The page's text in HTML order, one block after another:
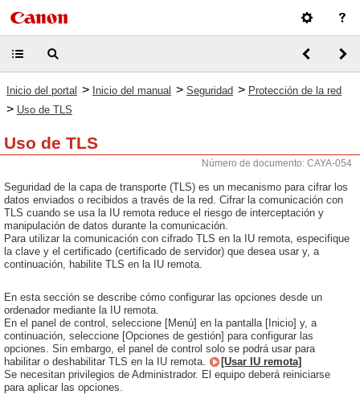
Inicio del portal > Inicio del manual > Seguridad > Protección de la red
> Uso de TLS
Uso de TLS
Número de documento: CAYA-054
Seguridad de la capa de transporte (TLS) es un mecanismo para cifrar los
datos enviados o recibidos a través de la red. Cifrar la comunicación con
TLS cuando se usa la IU remota reduce el riesgo de interceptación y
manipulación de datos durante la comunicación.
Para utilizar la comunicación con cifrado TLS en la IU remota, especifique
la clave y el certificado (certificado de servidor) que desea usar y, a
continuación, habilite TLS en la IU remota.
En esta sección se describe cómo configurar las opciones desde un
ordenador mediante la IU remota.
En el panel de control, seleccione [Menú] en la pantalla [Inicio] y, a
continuación, seleccione [Opciones de gestión] para configurar las
opciones. Sin embargo, el panel de control solo se podrá usar para
habilitar o deshabilitar TLS en la IU remota.
[Usar IU remota]
Se necesitan privilegios de Administrador. El equipo deberá reiniciarse
para aplicar las opciones.